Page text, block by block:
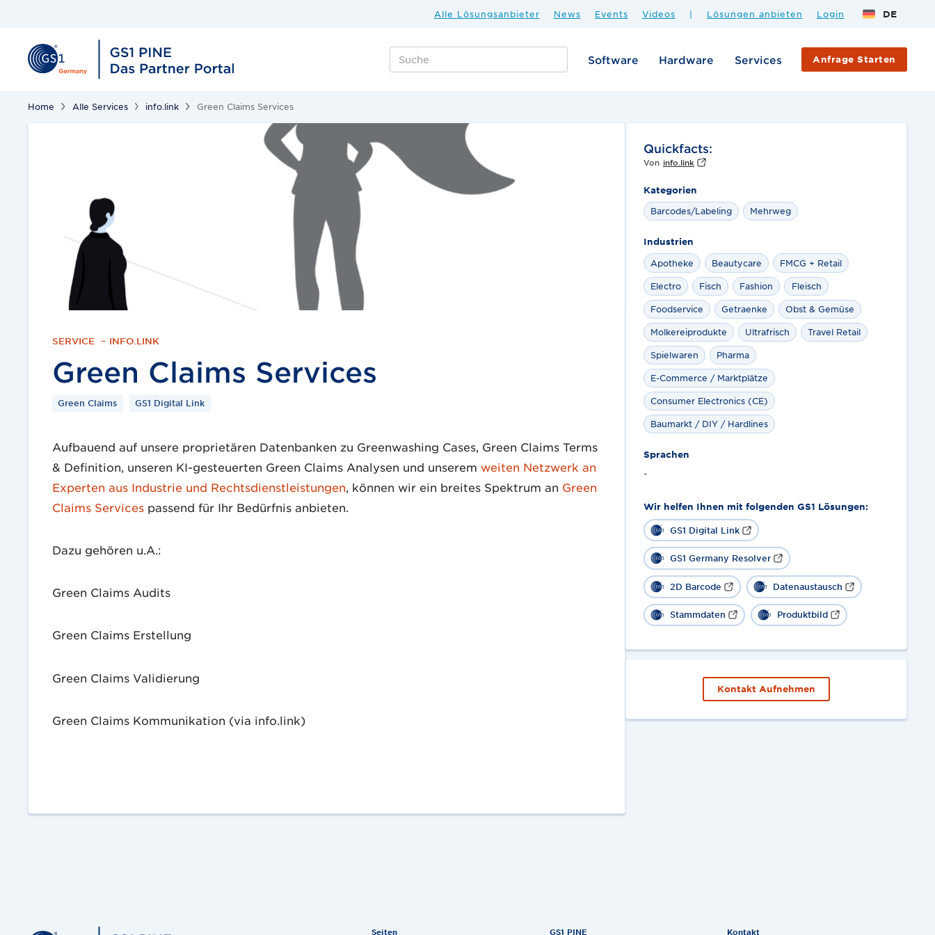
Alle Lösungsanbieter News Events Videos | Lösungen anbieten Login DE
Software Hardware Services Anfrage Starten
Home Alle Services info.link Green Claims Services
SERVICE – INFO.LINK
Green Claims Services
Green Claims GS1 Digital Link
Aufbauend auf unsere proprietären Datenbanken zu Greenwashing Cases, Green Claims Terms
& Definition, unseren KI-gesteuerten Green Claims Analysen und unserem weiten Netzwerk an
Experten aus Industrie und Rechtsdienstleistungen , können wir ein breites Spektrum an Green
Claims Servicespassend für Ihr Bedürfnis anbieten.
Dazu gehören u.A.:
Green Claims Audits
Green Claims Erstellung
Green Claims Validierung
Green Claims Kommunikation (via info.link)
Quickfacts:
Von info.link
Kategorien
Barcodes/Labeling
Mehrweg
Industrien
Apotheke
Beautycare FMCG + Retail
Electro Fisch Fashion Fleisch
Foodservice Getraenke Obst & Gemüse
Molkereiprodukte Ultrafrisch Travel Retail
Spielwaren Pharma
E-Commerce / Marktplätze
Consumer Electronics (CE)
Baumarkt / DIY / Hardlines
Sprachen
-
Wir helfen Ihnen mit folgenden GS1 Lösungen:
GS1 Digital Link
GS1 Germany Resolver
2D Barcode Datenaustausch
Stammdaten Produktbild
Kontakt Aufnehmen
Seiten GS1 PINE Kontakt